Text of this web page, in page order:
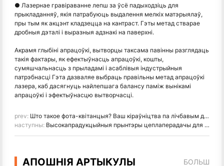
● Лазернае гравіраванне лепш за ўсё падыходзіць для
прыкладанняў, якія патрабуюць выдалення мелкіх матэрыялаў,
пры тым як акцэнт кладзецца на кантраст. Гэты метад стварае
дробныя дэталі і выразныя адзнакі на паверхні.
Акрамя глыбіні апрацоўкі, вытворцы таксама павінны разглядаць
такія фактары, як ефектыўнасць апрацоўкі, кошты,
сумяшчальнасць з прыладамі і асаблівыя індустрыйныя
патрэбнасці Гэта дазваляе выбраць правільны метад апрацоўкі
лазера, каб дасягнуць найлепшага балансу паміж вынікамі
апрацоўкі і эфектыўнасцю вытворчасці.
prev: Што такое фота-квітанцыя? Ваш кіраўніцтва па лічбавым доказе пакупкі
наступны: Высокапрадукцыйныя прынтэры цеплаперадачы для маркіроўкі аўтамабільных дэталяў
АПОШНІЯ АРТЫКУЛЫ БОЛЬШ